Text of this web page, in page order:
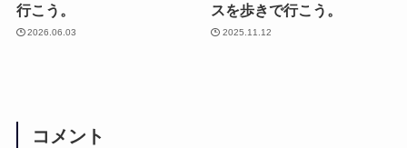
行こう。
2026.06.03
スを歩きで行こう。
2025.11.12
コメント